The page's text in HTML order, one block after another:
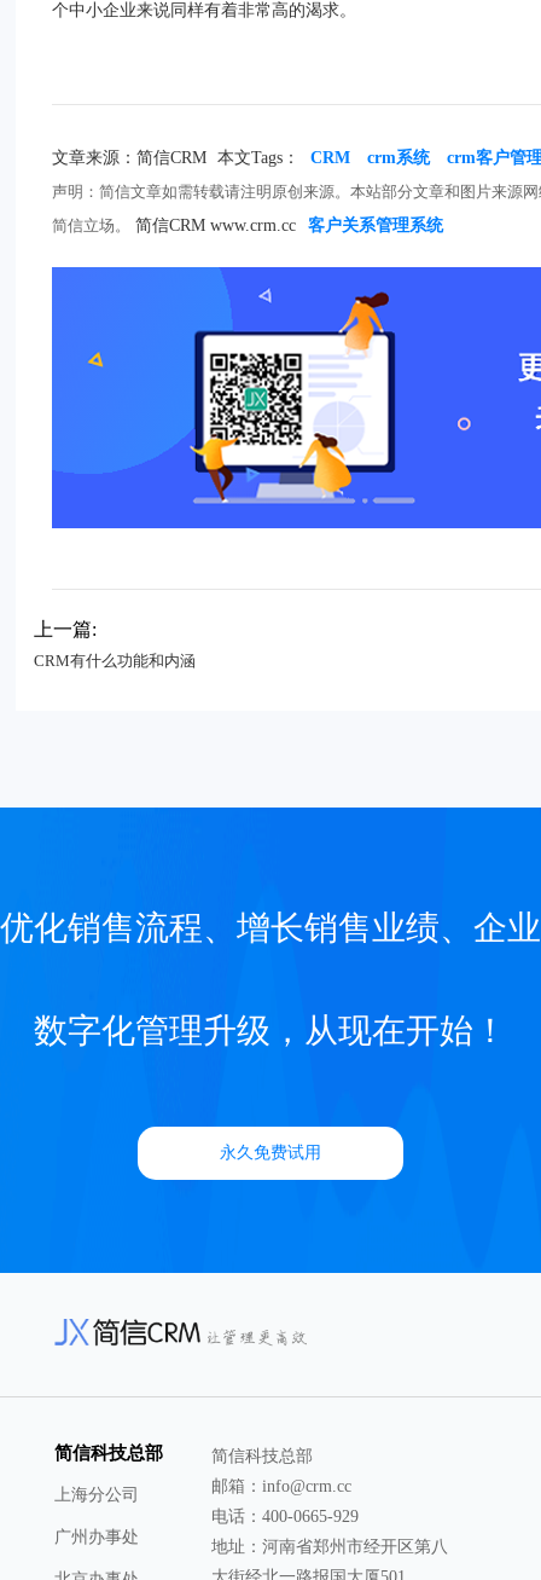
个中小企业来说同样有着非常高的渴求。
文章来源：简信CRM 本文Tags： CRM crm系统
crm客户管
声明：简信文章如需转载请注明原创来源。本站部分文章和图片来源
简信立场。
简信CRM www.crm.cc 客户关系管理系统
上一篇:
CRM有什么功能和内涵
优化销售流程、增长销售业绩、企业
数字化管理升级，从现在开始！
永久免费试用
简信科技总部
上海分公司
广州办事处
简信科技总部
邮箱：info@crm.cc
电话：400-0665-929
地址：河南省郑州市经开区第八